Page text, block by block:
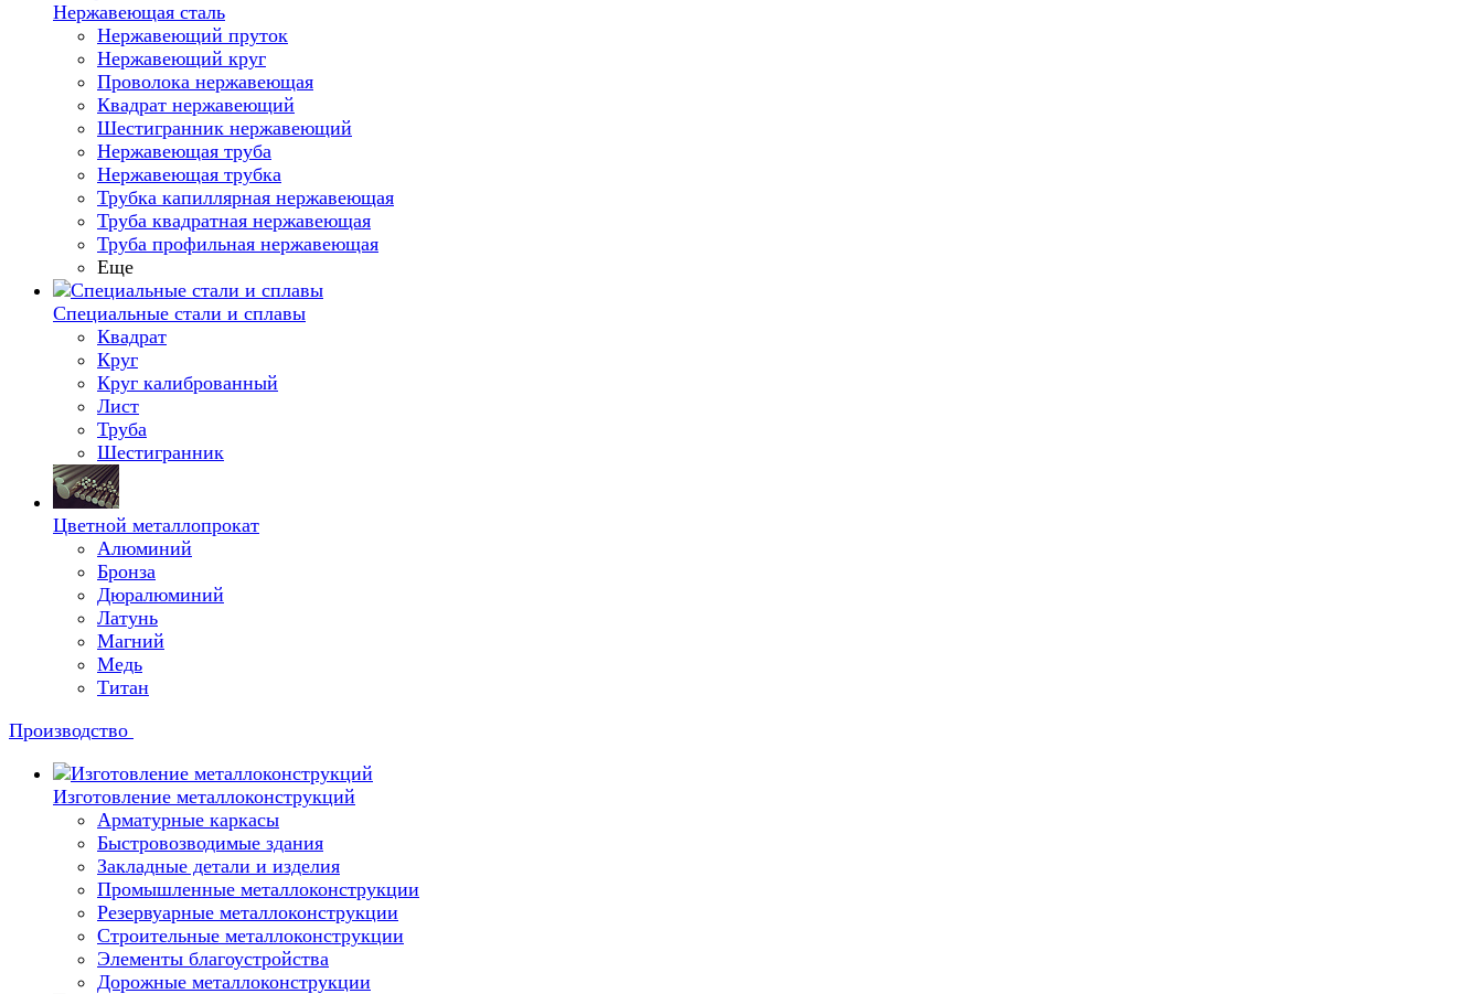
Нержавеющая сталь
Нержавеющий пруток
Нержавеющий круг
Проволока нержавеющая
Квадрат нержавеющий
Шестигранник нержавеющий
Нержавеющая труба
Нержавеющая трубка
Трубка капиллярная нержавеющая
Труба квадратная нержавеющая
Труба профильная нержавеющая
Еще
Специальные стали и сплавы
Квадрат
Круг
Круг калиброванный
Лист
Труба
Шестигранник
Цветной металлопрокат
Алюминий
Бронза
Дюралюминий
Латунь
Магний
Медь
Титан
Производство
Изготовление металлоконструкций
Арматурные каркасы
Быстровозводимые здания
Закладные детали и изделия
Промышленные металлоконструкции
Резервуарные металлоконструкции
Строительные металлоконструкции
Элементы благоустройства
Дорожные металлоконструкции